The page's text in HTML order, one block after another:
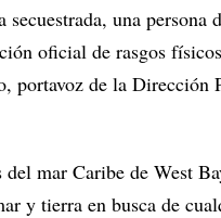
una persona
oficial de rasgos
portavoz de la Dirección
mar Caribe de West
y tierra en busca de